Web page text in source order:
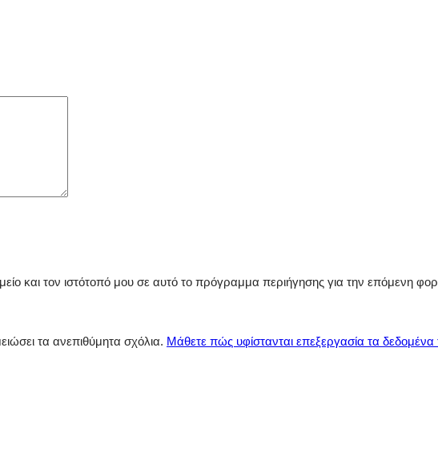
και τον ιστότοπό μου σε αυτό το πρόγραμμα περιήγησης για την επόμενη
τα ανεπιθύμητα σχόλια. Μάθετε πώς υφίστανται επεξεργασία τα